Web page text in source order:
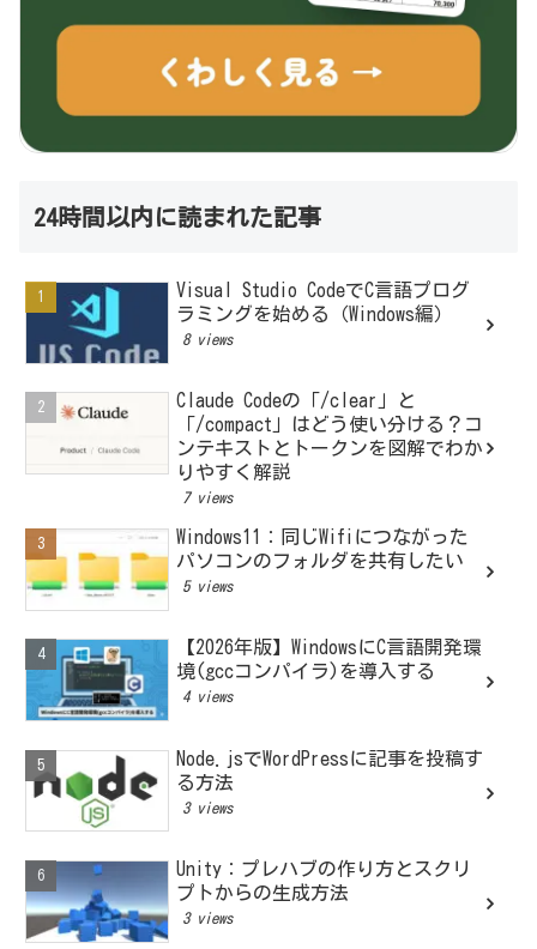
24時間以内に読まれた記事
Visual Studio CodeでC言語プログ
ラミングを始める（Windows編）
8 views
Claude Codeの「/clear」と
「/compact」はどう使い分ける？コ
ンテキストとトークンを図解でわか
りやすく解説
7 views
Windows11：同じWifiにつながった
パソコンのフォルダを共有したい
5 views
【2026年版】WindowsにC言語開発環
境(gccコンパイラ)を導入する
4 views
Node.jsでWordPressに記事を投稿す
る方法
3 views
Unity：プレハブの作り方とスクリ
プトからの生成方法
3 views